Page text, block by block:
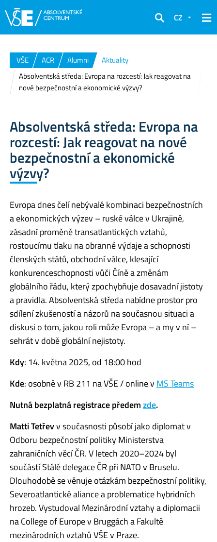
Hledat
CZ
VŠE ACR Alumni
Aktuality
Absolventská středa: Evropa na rozcestí: Jak reagovat na
nové bezpečnostní a ekonomické výzvy?
Absolventská středa: Evropa na
rozcestí: Jak reagovat na nové
bezpečnostní a ekonomické
výzvy?
Evropa dnes čelí nebývalé kombinaci bezpečnostních
a ekonomických výzev – ruské válce v Ukrajině,
zásadní proměně transatlantických vztahů,
rostoucímu tlaku na obranné výdaje a schopnosti
členských států, obchodní válce, klesající
konkurenceschopnosti vůči Číně a změnám
globálního řádu, který zpochybňuje dosavadní jistoty
a pravidla. Absolventská středa nabídne prostor pro
sdílení zkušeností a názorů na současnou situaci a
diskusi o tom, jakou roli může Evropa – a my v ní –
sehrát v době globální nejistoty.
Kdy: 14. května 2025, od 18:00 hod
Kde: osobně v RB 211 na VŠE / online v MS Teams
Nutná bezplatná registrace předemzde.
Matti Tetřevv současnosti působí jako diplomat v
Odboru bezpečnostní politiky Ministerstva
zahraničních věcí ČR. V letech 2020–2024 byl
součástí Stálé delegace ČR při NATO v Bruselu.
Dlouhodobě se věnuje otázkám bezpečnostní politiky,
Severoatlantické aliance a problematice hybridních
hrozeb. Vystudoval Mezinárodní vztahy a diplomacii
na College of Europe v Bruggách a Fakultě
mezinárodních vztahů VŠE v Praze.